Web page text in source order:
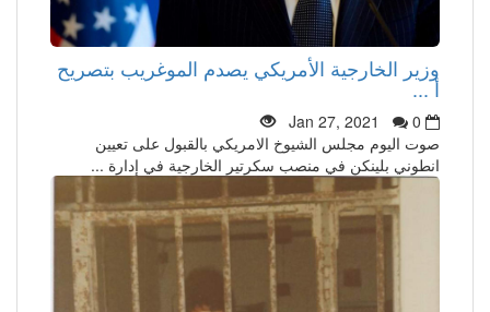
وزير الخارجية الأمريكي يصدم الموغريب بتصريح
أ ...
Jan 27, 2021
0
صوت اليوم مجلس الشيوخ الامريكي بالقبول على تعيين
انطوني بلينكن في منصب سكرتير الخارجية في إدارة ...